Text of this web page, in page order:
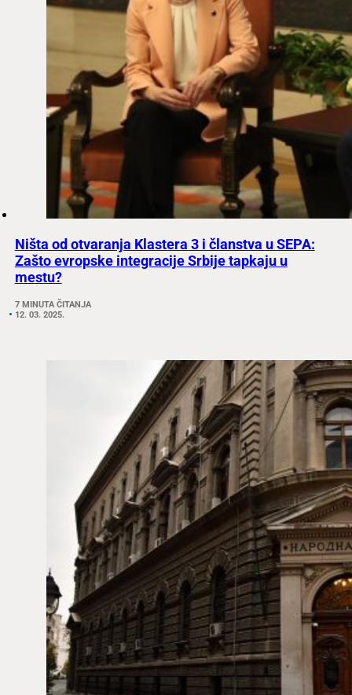
Ništa od otvaranja Klastera 3 i članstva u SEPA:
Zašto evropske integracije Srbije tapkaju u
mestu?
7 MINUTA ČITANJA
12. 03. 2025.